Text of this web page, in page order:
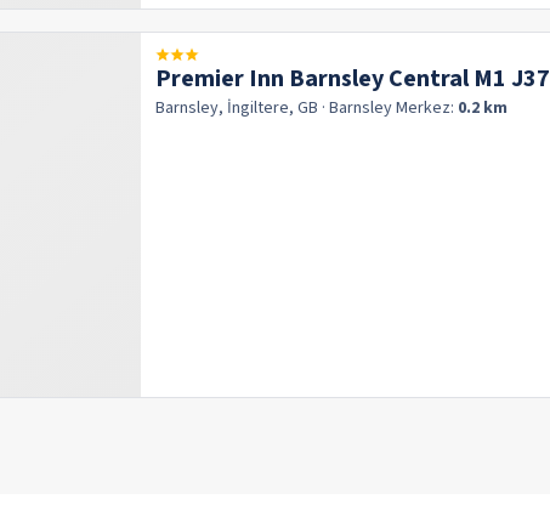
Premier Inn Barnsley Central M1 J37
Barnsley, İngiltere, GB · BarnsleyMerkez: 0.2 km